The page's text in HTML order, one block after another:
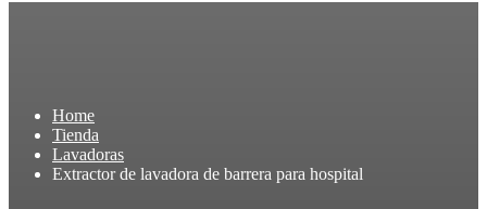
Home
Tienda
Lavadoras
Extractor de lavadora de barrera para hospital